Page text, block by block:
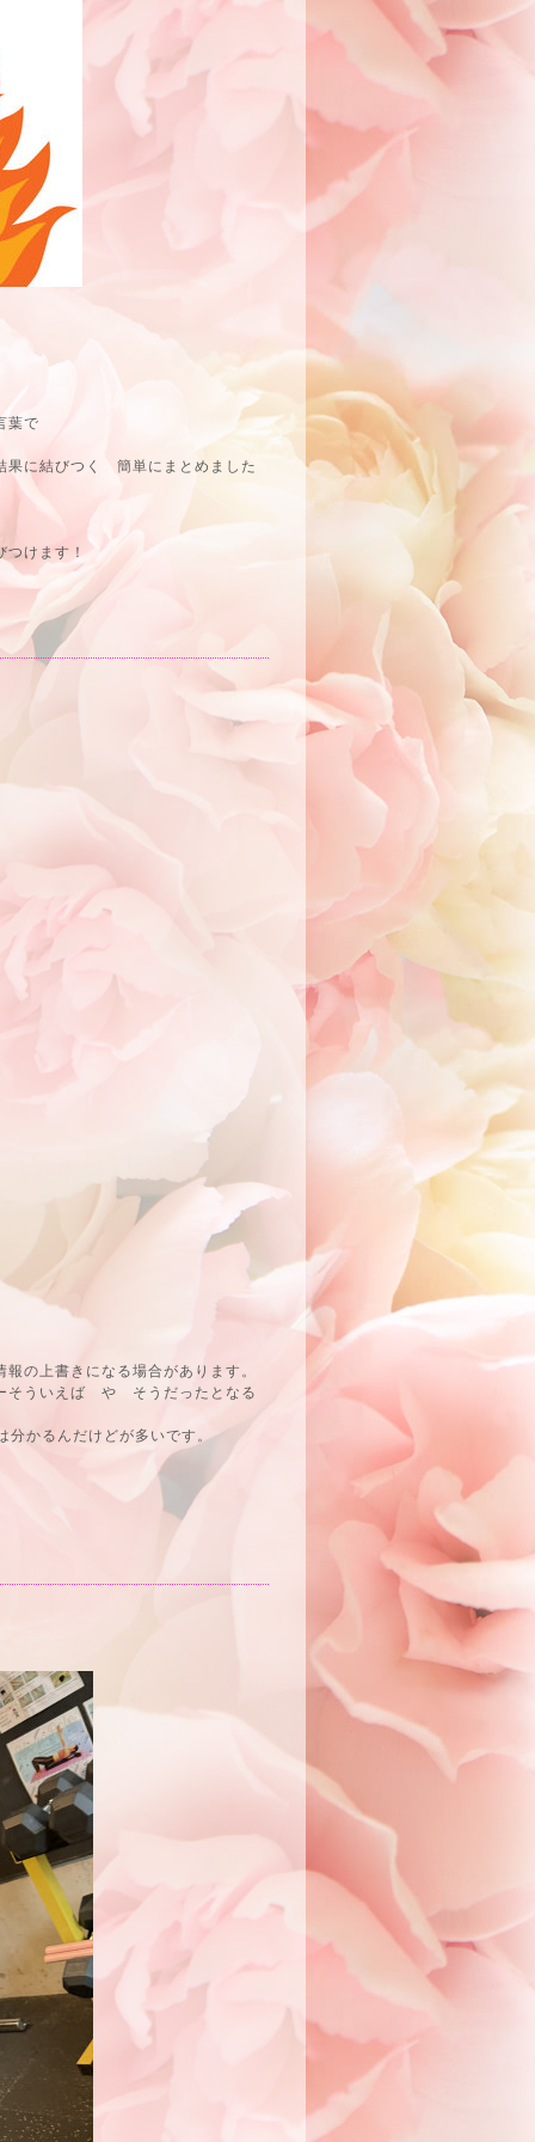
葉で
に結びつく 簡単にまとめました
けます！
の上書きになる場合があります。
そういえば や そうだったとなる
分かるんだけどが多いです。